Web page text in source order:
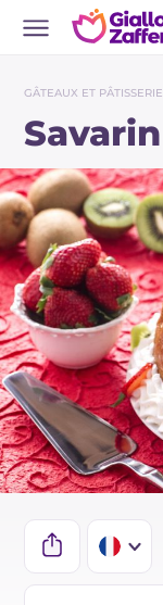
GÂTEAUX ET PÂTISSERIE
Savarin
IT